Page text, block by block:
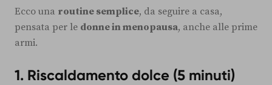
Ecco una routine semplice, da seguire a casa,
pensata per le donne in menopausa, anche alle prime
armi.
1. Riscaldamento dolce (5 minuti)